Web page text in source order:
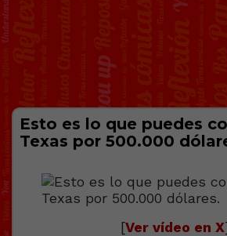
Esto es lo que puedes
Texas por 500.000
[Ver vídeo en X